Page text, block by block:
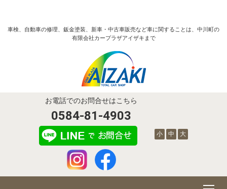
車検、自動車の修理、鈑金塗装、新車・中古車販売など車に関することは、中川町の
有限会社カープラザアイザキまで
お電話でのお問合せはこちら
0584-81-4903
小 中 大